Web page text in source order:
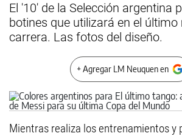
El '10' de la Selección argentina
botines que utilizará en el
carrera. Las fotos del diseño.
+ Agregar LM Neuquen en
Mientras realiza los entrenamientos y